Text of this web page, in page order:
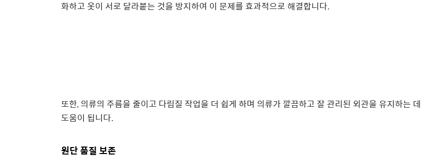
화하고 옷이 서로 달라붙는 것을 방지하여 이 문제를 효과적으로 해결합니다.
또한, 의류의 주름을 줄이고 다림질 작업을 더 쉽게 하며 의류가 깔끔하고 잘 관리된 외관을 유지하는 데
도움이 됩니다.
원단 품질 보존